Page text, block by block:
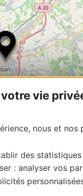
vie
nous et
des
: analyser vos
de cette
Office de